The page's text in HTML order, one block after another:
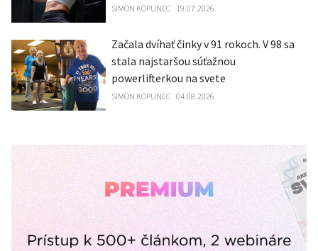
SIMON KOPUNEC 19.07.2026
Začala dvíhať činky v 91 rokoch. V 98 sa
stala najstaršou súťažnou
powerlifterkou na svete
SIMON KOPUNEC 04.08.2026